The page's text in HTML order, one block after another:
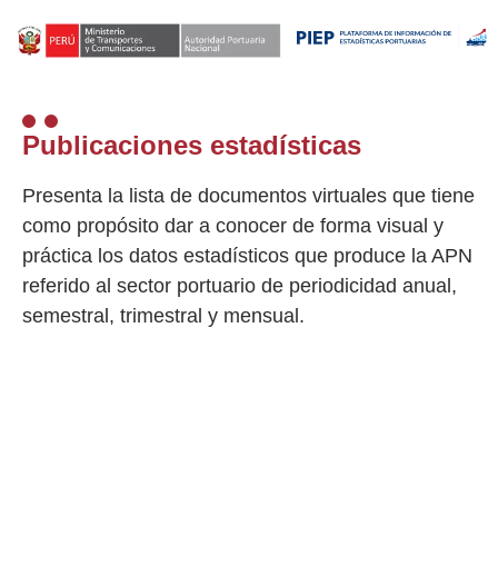
Publicaciones estadísticas
Presenta la lista de documentos virtuales que tiene
como propósito dar a conocer de forma visual y
práctica los datos estadísticos que produce la APN
referido al sector portuario de periodicidad anual,
semestral, trimestral y mensual.